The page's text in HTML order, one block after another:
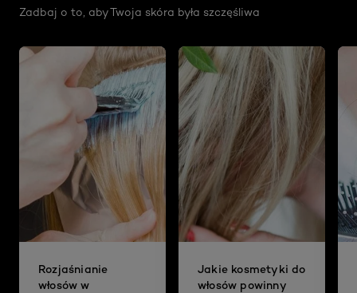
Zadbaj o to, aby Twoja skóra była szczęśliwa
Rozjaśnianie
włosów w
Jakie kosmetyki do
włosów powinny